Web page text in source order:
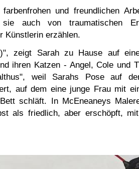
und freundlichen
auch von traumatischen
Künstlerin erzählen.
zeigt Sarah zu Hause auf
ihren Katzen - Angel, Cole und
weil Sarahs Pose auf
auf dem eine junge Frau mit
schläft. In McEneaneys
als friedlich, aber erschöpft,